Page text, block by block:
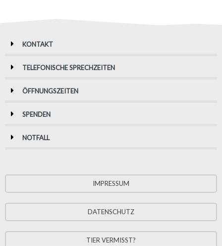
KONTAKT
TELEFONISCHE SPRECHZEITEN
ÖFFNUNGSZEITEN
SPENDEN
NOTFALL
IMPRESSUM
DATENSCHUTZ
TIER VERMISST?